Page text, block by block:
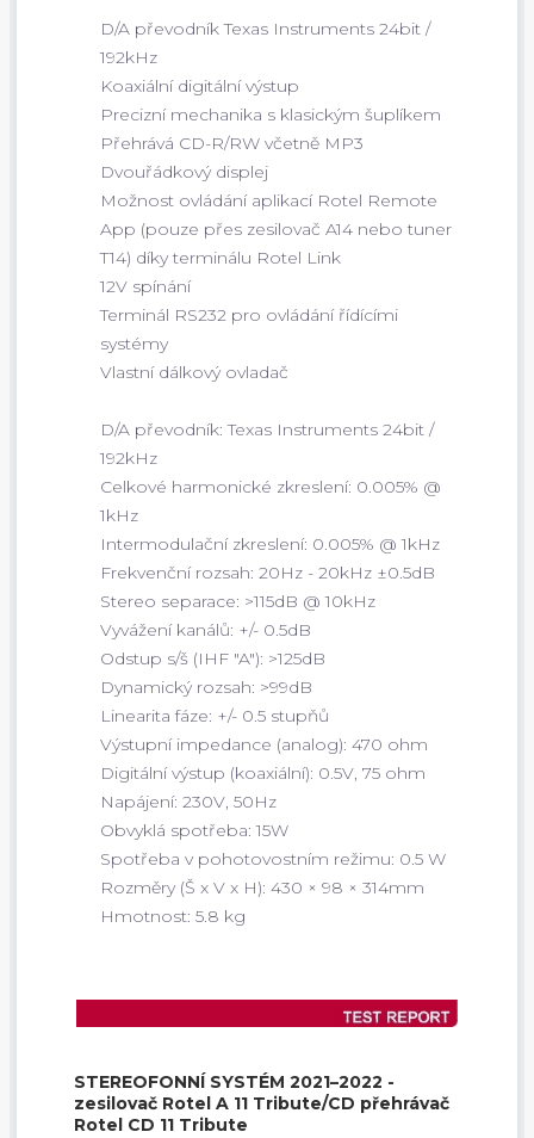
D/A převodník Texas Instruments 24bit /
192kHz
Koaxiální digitální výstup
Precizní mechanika s klasickým šuplíkem
Přehrává CD-R/RW včetně MP3
Dvouřádkový displej
Možnost ovládání aplikací Rotel Remote
App (pouze přes zesilovač A14 nebo tuner
T14) díky terminálu Rotel Link
12V spínání
Terminál RS232 pro ovládání řídícími
systémy
Vlastní dálkový ovladač
D/A převodník: Texas Instruments 24bit /
192kHz
Celkové harmonické zkreslení: 0.005% @
1kHz
Intermodulační zkreslení: 0.005% @ 1kHz
Frekvenční rozsah: 20Hz - 20kHz ±0.5dB
Stereo separace: >115dB @ 10kHz
Vyvážení kanálů: +/- 0.5dB
Odstup s/š (IHF "A"): >125dB
Dynamický rozsah: >99dB
Linearita fáze: +/- 0.5 stupňů
Výstupní impedance (analog): 470 ohm
Digitální výstup (koaxiální): 0.5V, 75 ohm
Napájení: 230V, 50Hz
Obvyklá spotřeba: 15W
Spotřeba v pohotovostním režimu: 0.5 W
Rozměry (Š x V x H): 430 × 98 × 314mm
Hmotnost: 5.8 kg
STEREOFONNÍ SYSTÉM 2021–2022 -
zesilovač Rotel A 11 Tribute/CD přehrávač
Rotel CD 11 Tribute